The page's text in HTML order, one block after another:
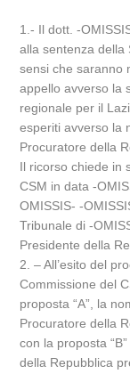
1.- Il dott. -
alla sentenza della
sensi che saranno
appello avverso la
regionale per il
esperiti avverso la
Procuratore della
Il ricorso chiede in
CSM in data -
OMISSIS- -
Tribunale di -
Presidente della
2. – All’esito del
Commissione del
proposta “A”, la
Procuratore della
con la proposta
della Repubblica